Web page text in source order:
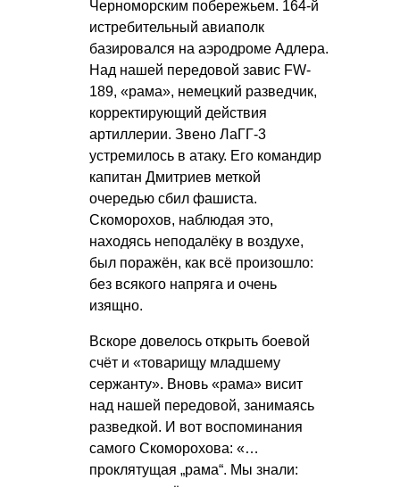
Черноморским побережьем. 164-й
истребительный авиаполк
базировался на аэродроме Адлера.
Над нашей передовой завис FW-
189, «рама», немецкий разведчик,
корректирующий действия
артиллерии. Звено ЛаГГ-3
устремилось в атаку. Его командир
капитан Дмитриев меткой
очередью сбил фашиста.
Скоморохов, наблюдая это,
находясь неподалёку в воздухе,
был поражён, как всё произошло:
без всякого напряга и очень
изящно.
Вскоре довелось открыть боевой
счёт и «товарищу младшему
сержанту». Вновь «рама» висит
над нашей передовой, занимаясь
разведкой. И вот воспоминания
самого Скоморохова: «…
проклятущая „рама“. Мы знали: